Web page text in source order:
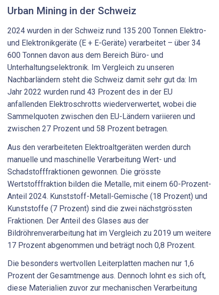
Urban Mining in der Schweiz
2024 wurden in der Schweiz rund 135 200 Tonnen Elektro-
und Elektronikgeräte (E + E-Geräte) verarbeitet – über 34
600 Tonnen davon aus dem Bereich Büro- und
Unterhaltungselektronik. Im Vergleich zu unseren
Nachbarländern steht die Schweiz damit sehr gut da: Im
Jahr 2022 wurden rund 43 Prozent des in der EU
anfallenden Elektroschrotts wiederverwertet, wobei die
Sammelquoten zwischen den EU-Ländern variieren und
zwischen 27 Prozent und 58 Prozent betragen.
Aus den verarbeiteten Elektroaltgeräten werden durch
manuelle und maschinelle Verarbeitung Wert- und
Schadstofffraktionen gewonnen. Die grösste
Wertstofffraktion bilden die Metalle, mit einem 60-Prozent-
Anteil 2024. Kunststoff-Metall-Gemische (18 Prozent) und
Kunststoffe (7 Prozent) sind die zwei nächstgrössten
Fraktionen. Der Anteil des Glases aus der
Bildröhrenverarbeitung hat im Vergleich zu 2019 um weitere
17 Prozent abgenommen und beträgt noch 0,8 Prozent.
Die besonders wertvollen Leiterplatten machen nur 1,6
Prozent der Gesamtmenge aus. Dennoch lohnt es sich oft,
diese Materialien zuvor zur mechanischen Verarbeitung